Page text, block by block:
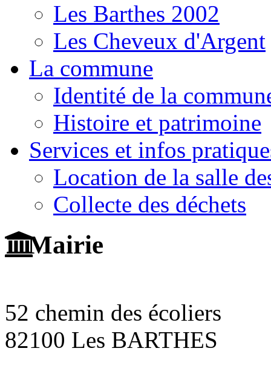
Les Barthes 2002
Les Cheveux d'Argent
La commune
Identité de la
Histoire et patrimoine
Services et infos
Location de la salle
Collecte des déchets
Mairie
52 chemin des écoliers
82100 Les BARTHES